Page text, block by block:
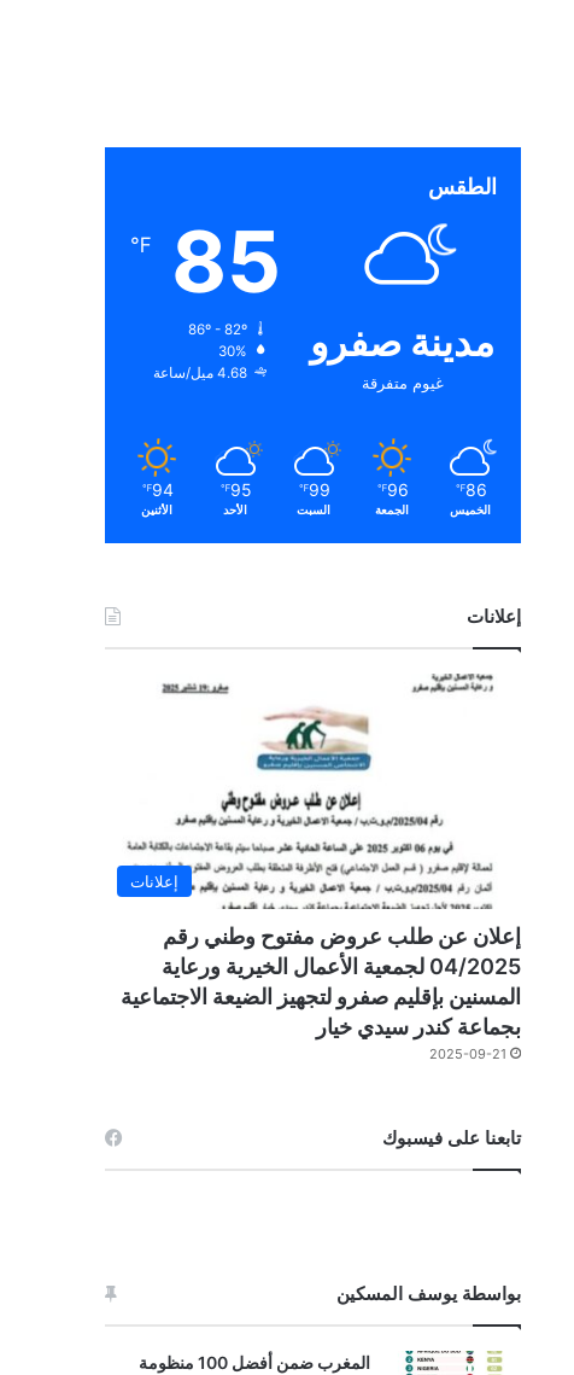
الطقس
مدينة صفرو
غيوم متفرقة
85
℉
30%
4.68 ميل/ساعة
86
℉
الخميس
96
℉
الجمعة
99
℉
السبت
95
℉
الأحد
94
℉
الأثنين
إعلانات
إعلانات
إعلان عن طلب عروض مفتوح وطني رقم
04/2025 لجمعية الأعمال الخيرية ورعاية
المسنين بإقليم صفرو لتجهيز الضيعة الاجتماعية
بجماعة كندر سيدي خيار
2025-09-21
تابعنا على فيسبوك
بواسطة يوسف المسكين
المغرب ضمن أفضل 100 منظومة